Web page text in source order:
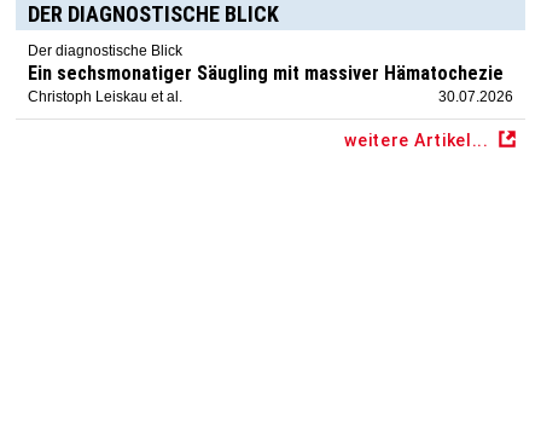
DER DIAGNOSTISCHE BLICK
Der diagnostische Blick
Ein sechsmonatiger Säugling mit massiver Hämatochezie
Christoph Leiskau et al. 30.07.2026
weitere Artikel...